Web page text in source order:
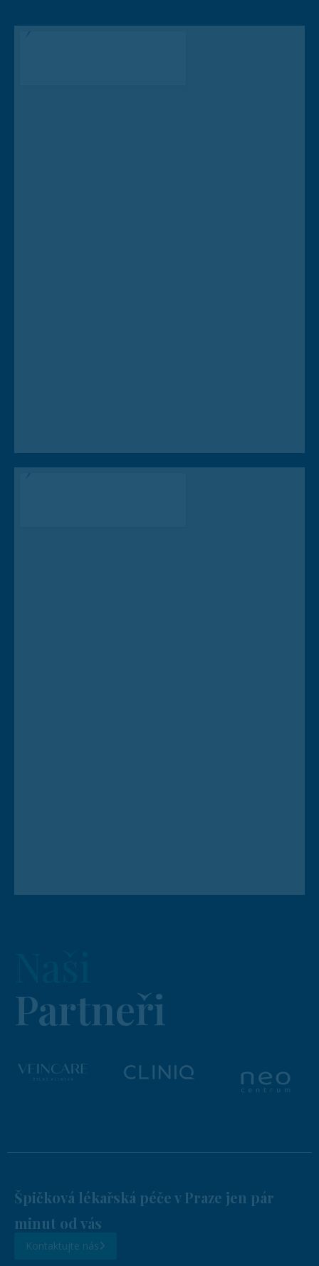
Partneři
Špičková lékařská péče v Praze jen pár
minut od vás
Kontaktujte nás